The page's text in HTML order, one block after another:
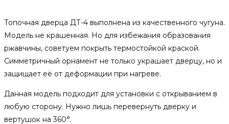
Топочная дверца ДТ-4 выполнена из качественного чугуна.
Модель не крашенная. Но для избежания образования
ржавчины, советуем покрыть термостойкой краской.
Симметричный орнамент не только украшает дверцу, но и
защищает её от деформации при нагреве.
Данная модель подходит для установки с открыванием в
любую сторону. Нужно лишь перевернуть дверку и
вертушок на 360°.